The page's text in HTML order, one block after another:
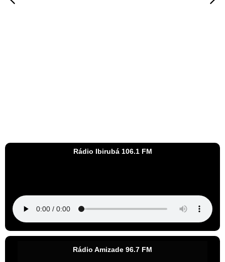
Rádio Ibirubá 106.1 FM
Rádio Amizade 96.7 FM